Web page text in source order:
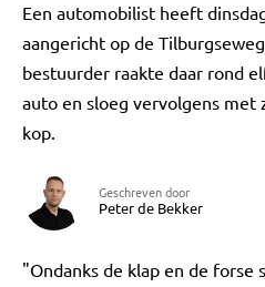
Een automobilist heeft
aangericht op de
bestuurder raakte daar rond
auto en sloeg vervolgens met
kop.
Geschreven door
Peter de Bekker
"Ondanks de klap en de forse